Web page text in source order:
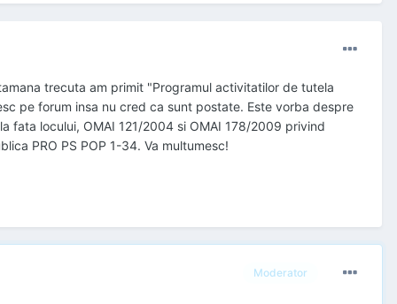
trecuta am primit "Programul activitatilor de tutela
pe forum insa nu cred ca sunt postate. Este vorba despre
fata locului, OMAI 121/2004 si OMAI 178/2009 privind
PRO PS POP 1-34. Va multumesc!
Moderator